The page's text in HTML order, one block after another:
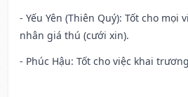
- Yếu Yên (Thiên Quý): Tốt cho mọi
nhân giá thú (cưới xin).
- Phúc Hậu: Tốt cho việc khai